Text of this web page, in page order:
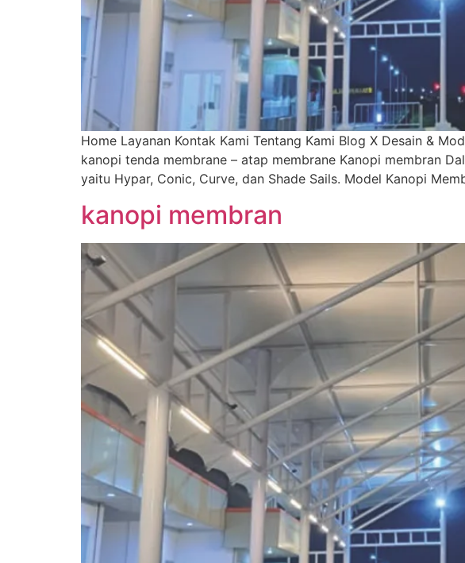
Home Layanan Kontak Kami Tentang Kami Blog X Desain &
kanopi tenda membrane – atap membrane Kanopi membran
yaitu Hypar, Conic, Curve, dan Shade Sails. Model Kanopi
kanopi membran